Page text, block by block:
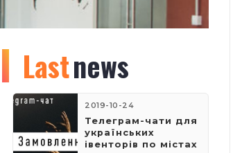
Lastnews
2019-10-24
Телеграм-чати для
українських
івенторів по містах